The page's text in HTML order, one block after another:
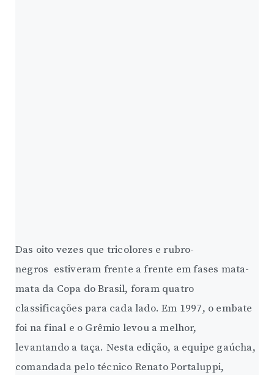
Das oito vezes que tricolores e rubro-
negros estiveram frente a frente em fases mata-
mata da Copa do Brasil, foram quatro
classificações para cada lado. Em 1997, o embate
foi na final e o Grêmio levou a melhor,
levantando a taça. Nesta edição, a equipe gaúcha,
comandada pelo técnico Renato Portaluppi,